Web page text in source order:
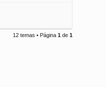
12 temas • Página 1de 1